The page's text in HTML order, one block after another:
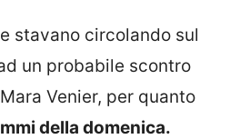
stavano circolando sul
un probabile scontro
Venier, per quanto
della domenica.